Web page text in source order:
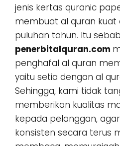
jenis kertas quranic
membuat al quran kuat
puluhan tahun. Itu
penerbitalquran.com
penghafal al quran
yaitu setia dengan al
Sehingga, kami tidak
memberikan kualitas
kepada pelanggan,
konsisten secara terus